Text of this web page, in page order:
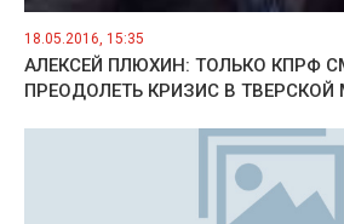
18.05.2016, 15:35
АЛЕКСЕЙ ПЛЮХИН: ТОЛЬКО КПРФ
ПРЕОДОЛЕТЬ КРИЗИС В ТВЕРСКОЙ